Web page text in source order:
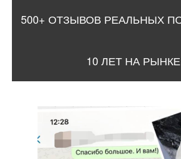
500+ ОТЗЫВОВ РЕАЛЬНЫХ
10 ЛЕТ НА РЫНКЕ